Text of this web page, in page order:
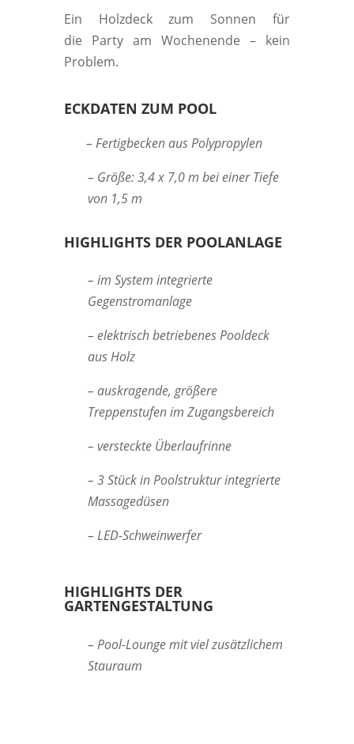
Ein Holzdeck zum Sonnen für
die Party am Wochenende – kein
Problem.
ECKDATEN ZUM POOL
– Fertigbecken aus Polypropylen
– Größe: 3,4 x 7,0 m bei einer Tiefe
von 1,5 m
HIGHLIGHTS DER POOLANLAGE
– im System integrierte
Gegenstromanlage
– elektrischbetriebenesPooldeck
aus Holz
– auskragende, größere
Treppenstufen im Zugangsbereich
– versteckte Überlaufrinne
– 3 Stück in Poolstruktur integrierte
Massagedüsen
– LED-Schweinwerfer
HIGHLIGHTS DER
GARTENGESTALTUNG
– Pool-Lounge mit viel zusätzlichem
Stauraum